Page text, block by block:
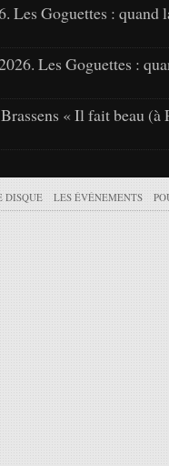
Les Goguettes : quand
Les Goguettes :
« Il fait beau (à
DISQUE LES ÉVÉNEMENTS